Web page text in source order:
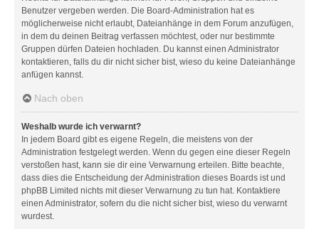
Benutzer vergeben werden. Die Board-Administration hat es
möglicherweise nicht erlaubt, Dateianhänge in dem Forum anzufügen,
in dem du deinen Beitrag verfassen möchtest, oder nur bestimmte
Gruppen dürfen Dateien hochladen. Du kannst einen Administrator
kontaktieren, falls du dir nicht sicher bist, wieso du keine Dateianhänge
anfügen kannst.
Nach oben
Weshalb wurde ich verwarnt?
In jedem Board gibt es eigene Regeln, die meistens von der
Administration festgelegt werden. Wenn du gegen eine dieser Regeln
verstoßen hast, kann sie dir eine Verwarnung erteilen. Bitte beachte,
dass dies die Entscheidung der Administration dieses Boards ist und
phpBB Limited nichts mit dieser Verwarnung zu tun hat. Kontaktiere
einen Administrator, sofern du die nicht sicher bist, wieso du verwarnt
wurdest.